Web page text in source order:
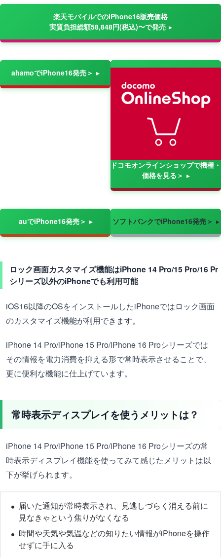
楽天モバイルでのiPhone16販売価格
実質負担総額58,848円(税込)〜で発売
ahamoでiPhone16発売＞
ドコモオンラインショップで機種・
価格を見る＞
auでiPhone16発売＞ ソフトバンクでiPhone16発売＞
ロック画面カスタマイズ機能はiPhone 14 Pro/15 Pro/16 Pr
シリーズ以外のiPhoneでも利用可能
iOS16以降のOSをインストールしたiPhoneではロック画面
のカスタマイズ機能が利用できます。
iPhone 14 Pro/iPhone 15 Pro/iPhone 16 Proシリーズでは
その情報を電力消費を抑える形で常時表示させることで、
更に便利な機能に仕上げています。
常時表示ディスプレイを使うメリットは？
iPhone 14 Pro/iPhone 15 Pro/iPhone 16 Proシリーズの常
時表示ディスプレイ機能を使ってみて感じたメリットは以
下が挙げられます。
届いた通知が常時表示され、見逃しづらく消える前に
見なきゃという焦りがなくなる
時間や天気や気温などの知りたい情報がiPhoneを操作
せずに手に入る